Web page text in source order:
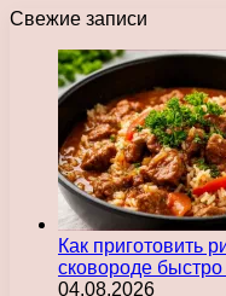
Свежие записи
Как приготовить
сковороде
04.08.2026